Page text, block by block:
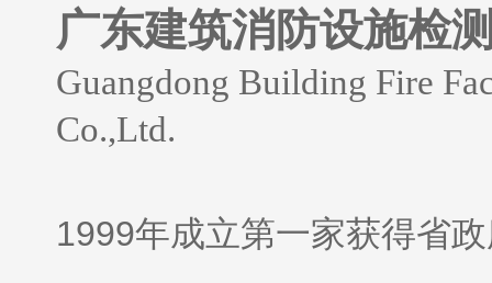
广东建筑消防设施检
Guangdong Building Fire
Co.,Ltd.
1999年成立第一家获得省